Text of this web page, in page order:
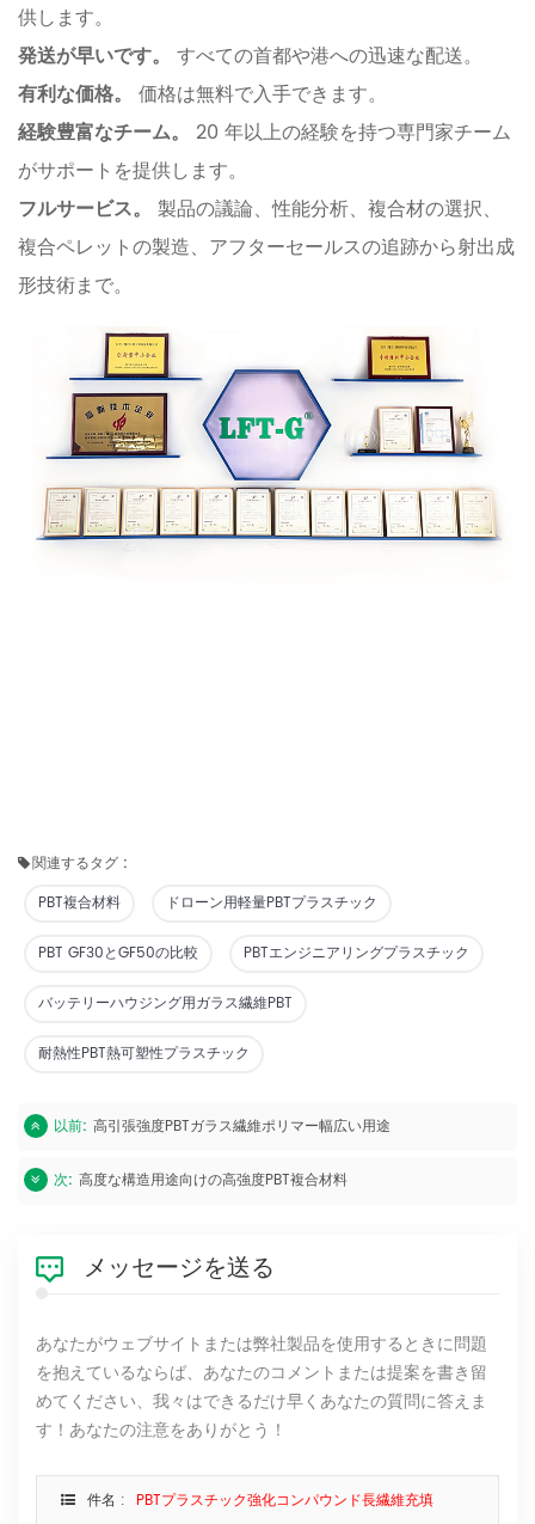
供します。
発送が早いです。 すべての首都や港への迅速な配送。
有利な価格。 価格は無料で入手できます。
経験豊富なチーム。 20 年以上の経験を持つ専門家チーム
がサポートを提供します。
フルサービス。 製品の議論、性能分析、複合材の選択、
複合ペレットの製造、アフターセールスの追跡から射出成
形技術まで。
関連するタグ :
PBT複合材料
ドローン用軽量PBTプラスチック
PBT GF30とGF50の比較 PBTエンジニアリングプラスチック
バッテリーハウジング用ガラス繊維PBT
耐熱性PBT熱可塑性プラスチック
以前: 高引張強度PBTガラス繊維ポリマー幅広い用途
次: 高度な構造用途向けの高強度PBT複合材料
メッセージを送る
あなたがウェブサイトまたは弊社製品を使用するときに問題
を抱えているならば、あなたのコメントまたは提案を書き留
めてください、我々はできるだけ早くあなたの質問に答えま
す！あなたの注意をありがとう！
件名 : PBTプラスチック強化コンパウンド長繊維充填